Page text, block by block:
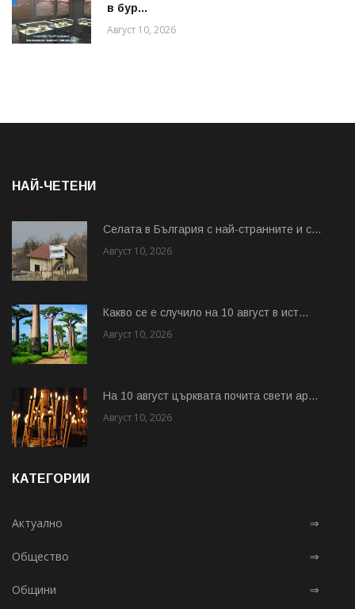
в бур...
Август 10, 2026
НАЙ-ЧЕТЕНИ
Cелата в България с най-странните и с...
Август 10, 2026
Какво се е случило на 10 август в ист...
Август 10, 2026
На 10 август църквата почита свети ар...
Август 10, 2026
КАТЕГОРИИ
Актуално ⇒
Общество ⇒
Общини ⇒